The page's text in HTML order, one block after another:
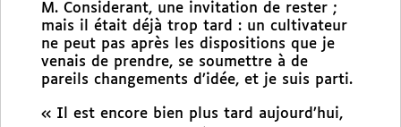
M. Considerant, une invitation de rester ;
mais il était déjà trop tard : un cultivateur
ne peut pas après les dispositions que je
venais de prendre, se soumettre à de
pareils changements d’idée, et je suis parti.
« Il est encore bien plus tard aujourd’hui,